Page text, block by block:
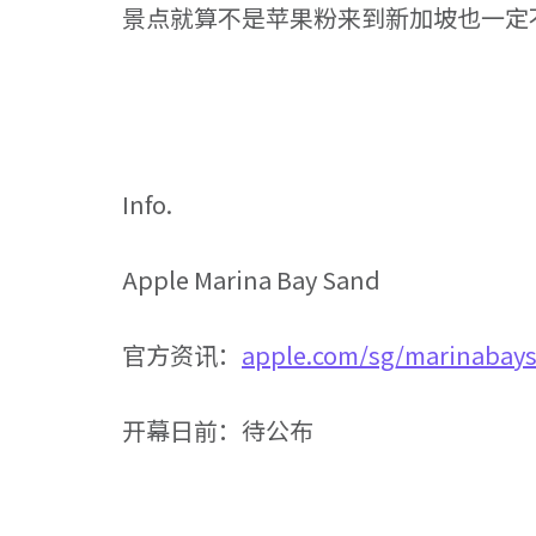
景点就算不是苹果粉来到新加坡也一定
Info.
Apple Marina Bay Sand
官方资讯： apple.com/sg/
开幕日前：待公布